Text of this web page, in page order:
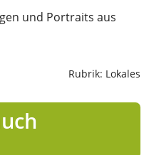
und Portraits aus
Rubrik: Lokales